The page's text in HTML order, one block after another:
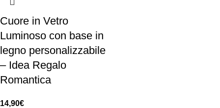
Cuore in Vetro
Luminoso con base in
legno personalizzabile
– Idea Regalo
Romantica
14,90€